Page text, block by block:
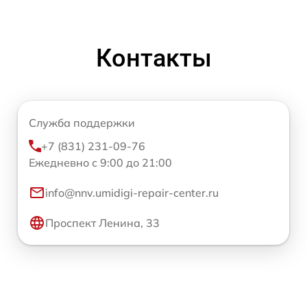
Контакты
Служба поддержки
+7 (831) 231-09-76
Ежедневно с 9:00 до 21:00
info@nnv.umidigi-repair-center.ru
Проспект Ленина, 33